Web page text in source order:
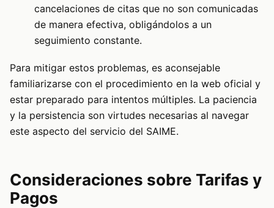
cancelaciones de citas que no son comunicadas
de manera efectiva, obligándolos a un
seguimiento constante.
Para mitigar estos problemas, es aconsejable
familiarizarse con el procedimiento en la web oficial y
estar preparado para intentos múltiples. La paciencia
y la persistencia son virtudes necesarias al navegar
este aspecto del servicio del SAIME.
Consideraciones sobre Tarifas y
Pagos